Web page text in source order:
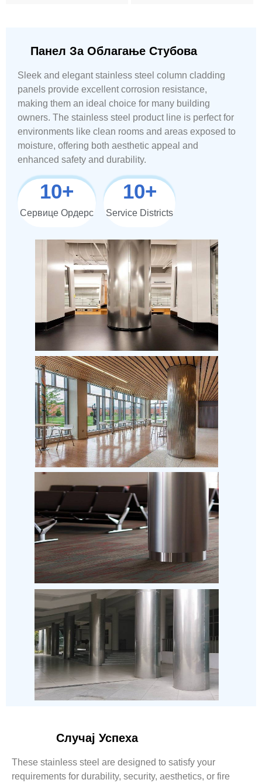
Панел За Облагање Стубова
Sleek and elegant stainless steel column cladding
panels provide excellent corrosion resistance,
making them an ideal choice for many building
owners. The stainless steel product line is perfect for
environments like clean rooms and areas exposed to
moisture, offering both aesthetic appeal and
enhanced safety and durability.
10+
Сервице Ордерс
10+
Service Districts
Случај Успеха
These stainless steel are designed to satisfy your
requirements for durability, security, aesthetics, or fire